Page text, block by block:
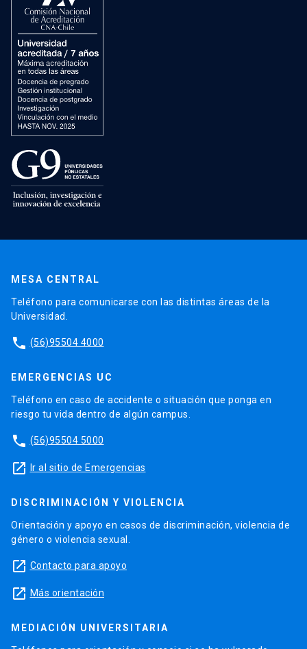
MESA CENTRAL
Teléfono para comunicarse con las distintas áreas de la
Universidad.
phone (56)95504 4000
EMERGENCIAS UC
Teléfono en caso de accidente o situación que ponga en
riesgo tu vida dentro de algún campus.
phone (56)95504 5000
launch Ir al sitio de Emergencias
DISCRIMINACIÓN Y VIOLENCIA
Orientación y apoyo en casos de discriminación, violencia de
género o violencia sexual.
launch Contacto para apoyo
launch Más orientación
MEDIACIÓN UNIVERSITARIA